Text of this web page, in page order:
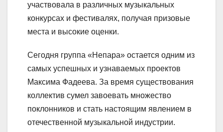
участвовала в различных музыкальных
конкурсах и фестивалях, получая призовые
места и высокие оценки.
Сегодня группа «Непара» остается одним из
самых успешных и узнаваемых проектов
Максима Фадеева. За время существования
коллектив сумел завоевать множество
поклонников и стать настоящим явлением в
отечественной музыкальной индустрии.